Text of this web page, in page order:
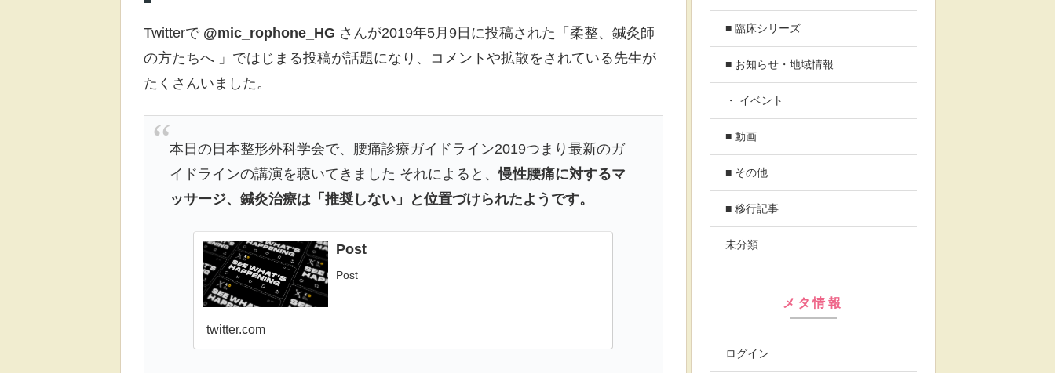
Twitterで @mic_rophone_HG さんが2019年5月9日に投稿された「柔整、鍼灸師
の方たちへ 」ではじまる投稿が話題になり、コメントや拡散をされている先生が
たくさんいました。
本日の日本整形外科学会で、腰痛診療ガイドライン2019つまり最新のガ
イドラインの講演を聴いてきました それによると、慢性腰痛に対するマ
ッサージ、鍼灸治療は「推奨しない」と位置づけられたようです。
Post
Post
twitter.com
■ 臨床シリーズ
■ お知らせ・地域情報
・ イベント
■ 動画
■ その他
■ 移行記事
未分類
メタ情報
ログイン